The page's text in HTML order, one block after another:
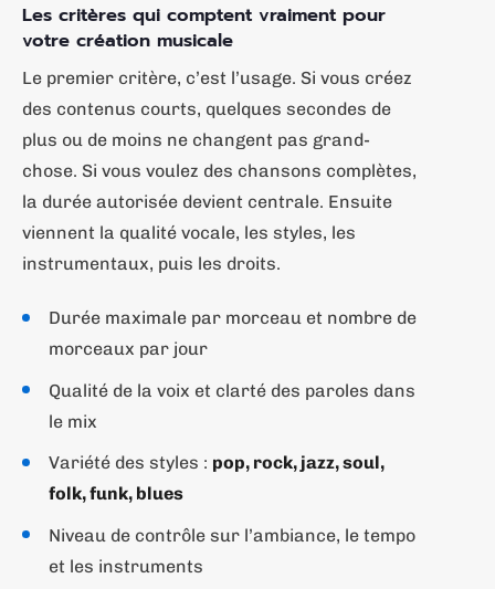
Les critères qui comptent vraiment pour
votre création musicale
Le premier critère, c’est l’usage. Si vous créez
des contenus courts, quelques secondes de
plus ou de moins ne changent pas grand-
chose. Si vous voulez des chansons complètes,
la durée autorisée devient centrale. Ensuite
viennent la qualité vocale, les styles, les
instrumentaux, puis les droits.
Durée maximale par morceau et nombre de
morceaux par jour
Qualité de la voix et clarté des paroles dans
le mix
Variété des styles : pop, rock, jazz, soul,
folk, funk, blues
Niveau de contrôle sur l’ambiance, le tempo
et les instruments